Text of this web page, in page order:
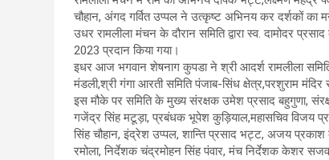
चौहान, अंगद गर्वित उप्पल ने उत्कृष्ट अभिनय कर दर्शकों का
उधर रामलीला मंचन के दौरान समिति द्वारा स्व. दामोदर
2023 प्रदान किया गया।
इधर आज भगवान शेषनाग कुपडा ने श्री आदर्श रामलीला
मंडली,श्री गंगा आरती समिति पंजाब-सिंध क्षेत्र,परशुराम मंदिर
इस मौके पर समिति के मुख्य संरक्षक उमेश प्रसाद बहुगुणा,
गजेंद्र सिंह मटूड़ा, प्रबंधक भूपेश कुड़ियाल,महासचिव विजय
सिंह चौहान, इंद्रेश उप्पल, शान्ति प्रसाद भट्ट, अजय प्रकाश
रमोला, निर्देशक चंद्रमोहन सिंह पंवार, मंच निर्देशक केशर